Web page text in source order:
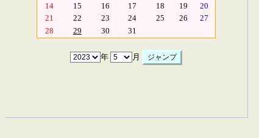
14
15 16 17 18 19
20
21
22 23 24 25 26
27
28
29 30 31
年 月